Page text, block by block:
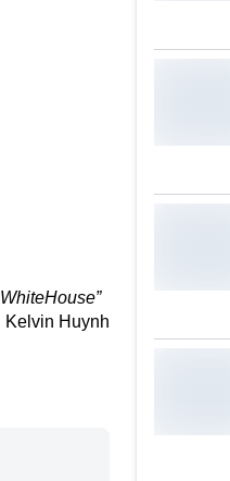
Kelvin Huynh